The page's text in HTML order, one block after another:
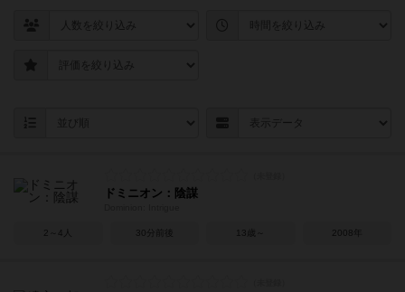
ドミニオン：陰謀
2～4人 30分前後 13歳～ 2008年